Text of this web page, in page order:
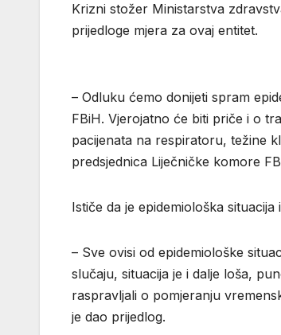
Krizni stožer Ministarstva
prijedloge mjera za ovaj entitet.
– Odluku ćemo donijeti spram
FBiH. Vjerojatno će biti priče i o
pacijenata na respiratoru, težine
predsjednica Liječničke komore
Ističe da je epidemiološka
– Sve ovisi od epidemiološke
slučaju, situacija je i dalje loša,
raspravljali o pomjeranju
je dao prijedlog.